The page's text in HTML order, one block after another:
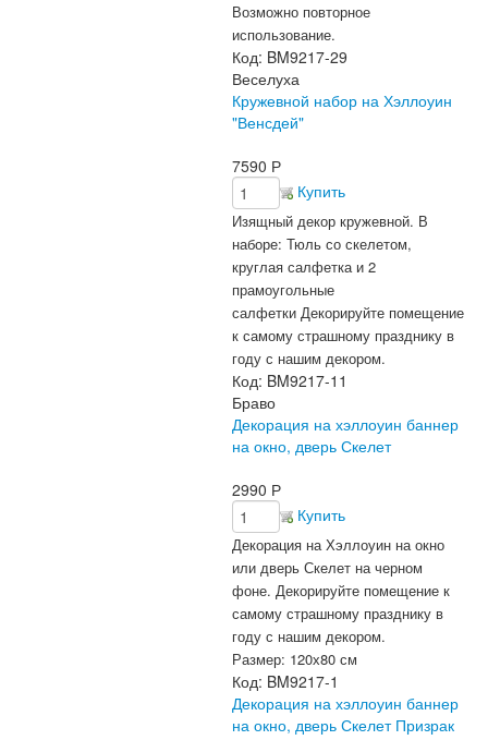
Возможно повторное
использование.
Код: BM9217-29
Веселуха
Кружевной набор на Хэллоуин
"Венсдей"
7590 Р
Купить
Изящный декор кружевной. В
наборе: Тюль со скелетом,
круглая салфетка и 2
прамоугольные
салфетки Декорируйте помещение
к самому страшному празднику в
году с нашим декором.
Код: BM9217-11
Браво
Декорация на хэллоуин баннер
на окно, дверь Скелет
2990 Р
Купить
Декорация на Хэллоуин на окно
или дверь Скелет на черном
фоне. Декорируйте помещение к
самому страшному празднику в
году с нашим декором.
Размер: 120х80 см
Код: BM9217-1
Декорация на хэллоуин баннер
на окно, дверь Скелет Призрак